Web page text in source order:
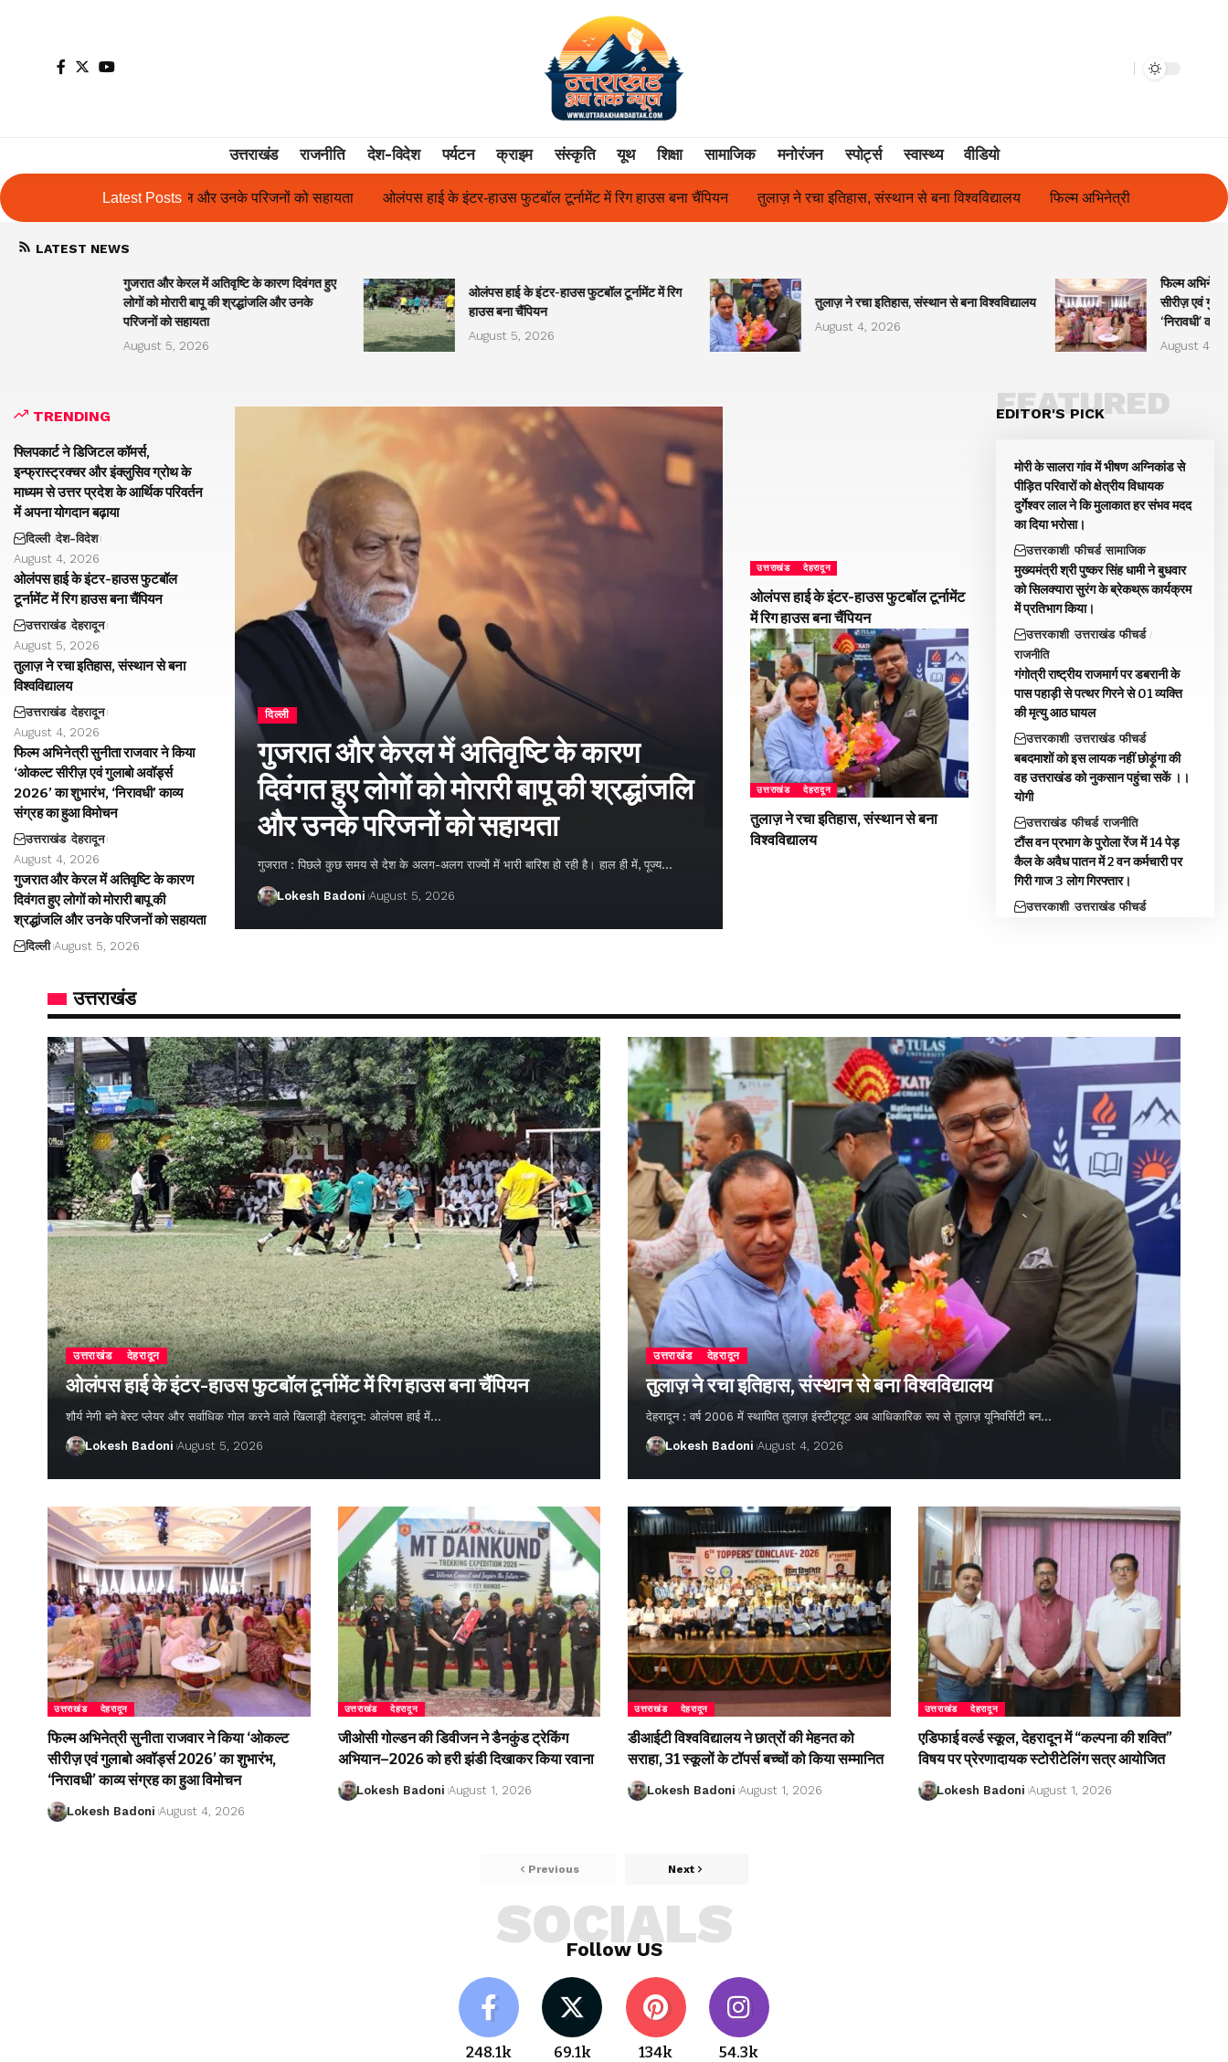
उत्तराखंड राजनीति देश-विदेश पर्यटन क्राइम संस्कृति यूथ शिक्षा सामाजिक मनोरंजन स्पोर्ट्स स्वास्थ्य वीडियो
Latest Posts
उनके परिजनों को सहायता ओलंपस हाई के इंटर-हाउस फुटबॉल टूर्नामेंट में रिग हाउस बना चैंपियन तुलाज़ ने रचा इतिहास, संस्थान से बना विश्वविद्यालय फिल्म अभिनेत्री सुनीता राजवार ने किया ‘ओकल्ट सीरीज़ एवं गुलाबो
LATEST NEWS
गुजरात और केरल में अतिवृष्टि के कारण दिवंगत हुए
लोगों को मोरारी बापू की श्रद्धांजलि और उनके
परिजनों को सहायता
August 5, 2026
ओलंपस हाई के इंटर-हाउस फुटबॉल टूर्नामेंट में रिग
हाउस बना चैंपियन
August 5, 2026
तुलाज़ ने रचा इतिहास, संस्थान से बना विश्वविद्यालय
August 4, 2026
फिल्म
सीरीज़ एवं
‘निरावधी’
August 4,
TRENDING
फ्लिपकार्ट ने डिजिटल कॉमर्स,
इन्फ्रास्ट्रक्चर और इंक्लुसिव ग्रोथ के
माध्यम से उत्तर प्रदेश के आर्थिक परिवर्तन
में अपना योगदान बढ़ाया
दिल्ली देश-विदेश
August 4, 2026
ओलंपस हाई के इंटर-हाउस फुटबॉल
टूर्नामेंट में रिग हाउस बना चैंपियन
उत्तराखंड देहरादून
August 5, 2026
तुलाज़ ने रचा इतिहास, संस्थान से बना
विश्वविद्यालय
उत्तराखंड देहरादून
August 4, 2026
फिल्म अभिनेत्री सुनीता राजवार ने किया
‘ओकल्ट सीरीज़ एवं गुलाबो अवॉर्ड्स
2026’ का शुभारंभ, ‘निरावधी’ काव्य
संग्रह का हुआ विमोचन
उत्तराखंड देहरादून
August 4, 2026
गुजरात और केरल में अतिवृष्टि के कारण
दिवंगत हुए लोगों को मोरारी बापू की
श्रद्धांजलि और उनके परिजनों को सहायता
दिल्ली August 5, 2026
दिल्ली
गुजरात और केरल में अतिवृष्टि के कारण
दिवंगत हुए लोगों को मोरारी बापू की श्रद्धांजलि
और उनके परिजनों को सहायता
गुजरात : पिछले कुछ समय से देश के अलग-अलग राज्यों में भारी बारिश हो रही है। हाल ही में, पूज्य…
Lokesh Badoni August 5, 2026
उत्तराखंड देहरादून
ओलंपस हाई के इंटर-हाउस फुटबॉल टूर्नामेंट
में रिग हाउस बना चैंपियन
उत्तराखंड देहरादून
तुलाज़ ने रचा इतिहास, संस्थान से बना
विश्वविद्यालय
EDITOR'S PICK
FEATURED
मोरी के सालरा गांव में भीषण अग्निकांड से
पीड़ित परिवारों को क्षेत्रीय विधायक
दुर्गेश्वर लाल ने कि मुलाकात हर संभव मदद
का दिया भरोसा।
उत्तरकाशी फीचर्ड सामाजिक
मुख्यमंत्री श्री पुष्कर सिंह धामी ने बुधवार
को सिलक्यारा सुरंग के ब्रेकथ्रू कार्यक्रम
में प्रतिभाग किया।
उत्तरकाशी उत्तराखंड फीचर्ड
राजनीति
गंगोत्री राष्ट्रीय राजमार्ग पर डबरानी के
पास पहाड़ी से पत्थर गिरने से 01 व्यक्ति
की मृत्यु आठ घायल
उत्तरकाशी उत्तराखंड फीचर्ड
बबदमाशों को इस लायक नहीं छोड़ूंगा की
वह उत्तराखंड को नुकसान पहुंचा सकें ।।
योगी
उत्तराखंड फीचर्ड राजनीति
टौंस वन प्रभाग के पुरोला रेंज में 14 पेड़
कैल के अवैध पातन में 2 वन कर्मचारी पर
गिरी गाज 3 लोग गिरफ्तार।
उत्तरकाशी उत्तराखंड फीचर्ड
उत्तराखंड
उत्तराखंड देहरादून
ओलंपस हाई के इंटर-हाउस फुटबॉल टूर्नामेंट में रिग हाउस बना चैंपियन
शौर्य नेगी बने बेस्ट प्लेयर और सर्वाधिक गोल करने वाले खिलाड़ी देहरादून: ओलंपस हाई में…
Lokesh Badoni August 5, 2026
उत्तराखंड देहरादून
तुलाज़ ने रचा इतिहास, संस्थान से बना विश्वविद्यालय
देहरादून : वर्ष 2006 में स्थापित तुलाज़ इंस्टीट्यूट अब आधिकारिक रूप से तुलाज़ यूनिवर्सिटी बन…
Lokesh Badoni August 4, 2026
उत्तराखंड देहरादून
फिल्म अभिनेत्री सुनीता राजवार ने किया ‘ओकल्ट
सीरीज़ एवं गुलाबो अवॉर्ड्स 2026’ का शुभारंभ,
‘निरावधी’ काव्य संग्रह का हुआ विमोचन
Lokesh Badoni August 4, 2026
उत्तराखंड देहरादून
जीओसी गोल्डन की डिवीजन ने डैनकुंड ट्रेकिंग
अभियान–2026 को हरी झंडी दिखाकर किया रवाना
Lokesh Badoni August 1, 2026
उत्तराखंड देहरादून
डीआईटी विश्वविद्यालय ने छात्रों की मेहनत को
सराहा, 31 स्कूलों के टॉपर्स बच्चों को किया सम्मानित
Lokesh Badoni August 1, 2026
उत्तराखंड देहरादून
एडिफाई वर्ल्ड स्कूल, देहरादून में “कल्पना की शक्ति”
विषय पर प्रेरणादायक स्टोरीटेलिंग सत्र आयोजित
Lokesh Badoni August 1, 2026
Previous Next
Follow US
SOCIALS
248.1k 69.1k 134k 54.3k